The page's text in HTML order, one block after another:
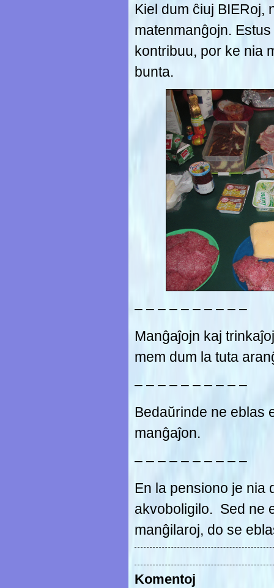
Kiel dum ĉiuj BIERoj,
matenmanĝojn.
kontribuu, por ke nia
bunta.
– – – – – – – – – –
Manĝaĵojn kaj
mem dum la tuta
– – – – – – – – – –
Bedaŭrinde ne eblas
manĝaĵon.
– – – – – – – – – –
En la pensiono je nia
akvoboligilo. Sed ne
manĝilaroj, do se
Komentoj